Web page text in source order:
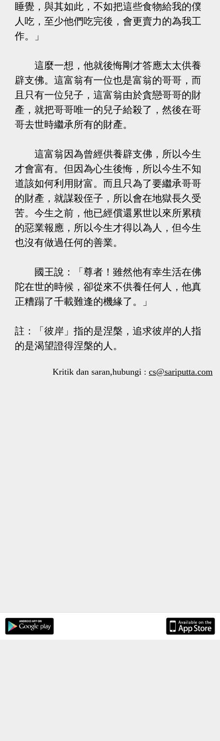
睡覺，與其如此，不如把這些食物給我的僕
人吃，至少他們吃完後，會更賣力的為我工
作。」
這麼一想，他就後悔剛才答應太太供養
辟支佛。這富翁有一位也是富翁的哥哥，而
且只有一位兒子，這富翁由於貪戀哥哥的財
產，就把哥哥唯一的兒子給殺了，然後在哥
哥去世時繼承所有的財產。
這富翁因為曾經供養辟支佛，所以今生
才會富有。但因為心生後悔，所以今生不知
道該如何利用財富。而且只為了要繼承哥哥
的財產，就謀殺侄子，所以會在地獄長久受
苦。今生之前，他已經償還累世以來所累積
的惡業報應，所以今生才得以為人，但今生
也沒有做過任何的善業。
國王說：「尊者！雖然他有幸生活在佛
陀在世的時候，卻從來不供養任何人，他真
正糟蹋了千載難逢的機緣了。」
註：「彼岸」指的是涅槃，追求彼岸的人指
的是渴望證得涅槃的人。
Kritik dan saran,hubungi : cs@sariputta.com